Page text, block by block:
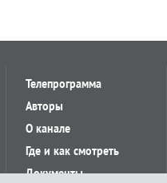
Телепрограмма
Авторы
О канале
Где и как смотреть
Документы